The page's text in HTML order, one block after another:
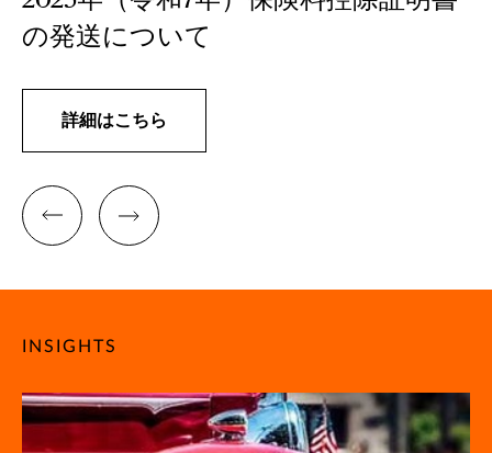
の発送について
詳細はこちら
INSIGHTS